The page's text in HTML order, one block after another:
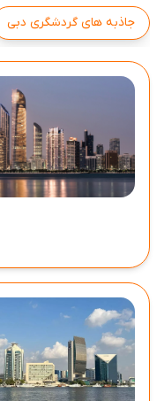
جاذبه های گردشگری دبی